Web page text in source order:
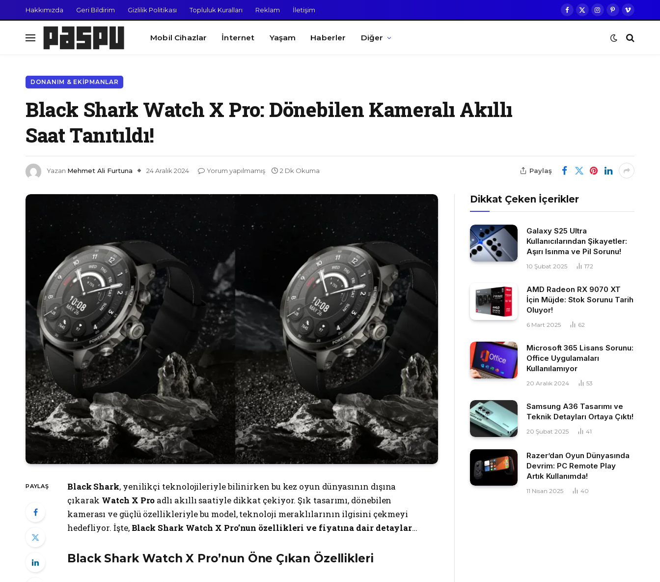
Hakkımızda Geri Bildirim Gizlilik Politikası Topluluk Kuralları Reklam İletişim Facebook
X
Instagram
Pinterest
Vimeo
Mobil Cihazlar İnternet Yaşam Haberler Diğer
DONANIM & EKIPMANLAR
Black Shark Watch X Pro: Dönebilen Kameralı Akıllı
Saat Tanıtıldı!
Yazan Mehmet Ali Furtuna 24 Aralık 2024 Yorum yapılmamış 2 Dk Okuma Paylaş
PAYLAŞ Black Shark, yenilikçi teknolojileriyle bilinirken bu kez oyun dünyasının dışına
çıkarak Watch X Pro adlı akıllı saatiyle dikkat çekiyor. Şık tasarımı, dönebilen
kamerası ve güçlü özellikleriyle bu model, teknoloji meraklılarının ilgisini çekmeyi
hedefliyor. İşte, Black Shark Watch X Pro’nun özellikleri ve fiyatına dair detaylar…
Black Shark Watch X Pro’nun Öne Çıkan Özellikleri
Dikkat Çeken İçerikler
Galaxy S25 Ultra
Kullanıcılarından Şikayetler:
Aşırı Isınma ve Pil Sorunu!
10 Şubat 2025 172
AMD Radeon RX 9070 XT
İçin Müjde: Stok Sorunu Tarih
Oluyor!
6 Mart 2025 62
Microsoft 365 Lisans Sorunu:
Office Uygulamaları
Kullanılamıyor
20 Aralık 2024 53
Samsung A36 Tasarımı ve
Teknik Detayları Ortaya Çıktı!
20 Şubat 2025 41
Razer’dan Oyun Dünyasında
Devrim: PC Remote Play
Artık Kullanımda!
11 Nisan 2025 40